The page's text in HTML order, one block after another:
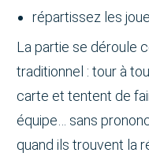
répartissez les
La partie se déroule
traditionnel : tour à
carte et tentent de
équipe… sans
quand ils trouvent la